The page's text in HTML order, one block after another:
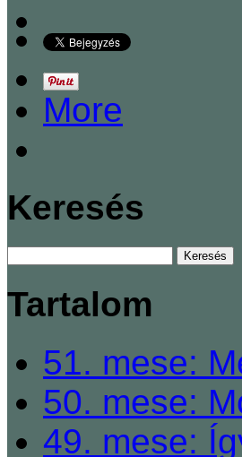
More
Keresés
Tartalom
51. mese:
50. mese:
49. mese: